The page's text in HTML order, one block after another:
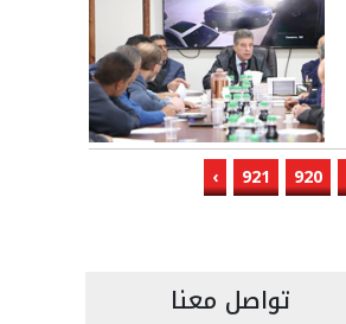
920
921
›
تواصل معنا